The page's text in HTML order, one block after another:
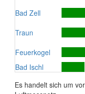
Bad Zell
Traun
Feuerkogel
Bad Ischl
Es handelt sich um